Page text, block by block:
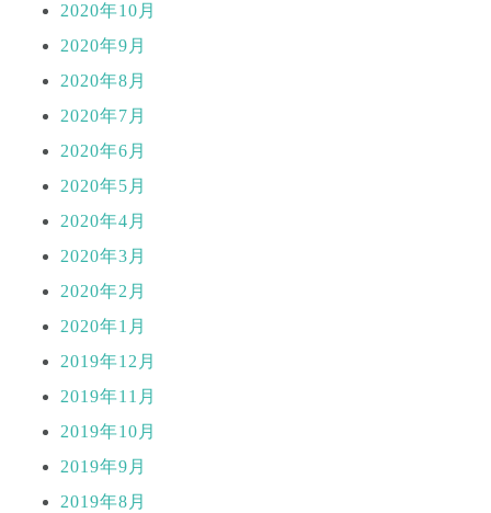
2020年10月
2020年9月
2020年8月
2020年7月
2020年6月
2020年5月
2020年4月
2020年3月
2020年2月
2020年1月
2019年12月
2019年11月
2019年10月
2019年9月
2019年8月